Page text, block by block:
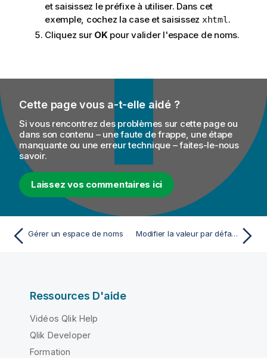
et saisissez le préfixe à utiliser. Dans cet
exemple, cochez la case et saisissez xhtml.
Cliquez sur OKpour valider l'espace de noms.
Cette page vous a-t-elle aidé ?
Si vous rencontrez des problèmes sur cette page ou
dans son contenu – une faute de frappe, une étape
manquante ou une erreur technique – faites-le-nous
savoir.
Laissez vos commentaires ici
Gérer un espace de noms Modifier la valeur par défaut d'un espace de noms
Ressources D'aide
Vidéos Qlik Help
Qlik Developer
Formation